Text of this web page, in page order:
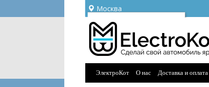
Москва
Ваш город —
Угадали?
ЭлектроКот О нас Доставка и оплата